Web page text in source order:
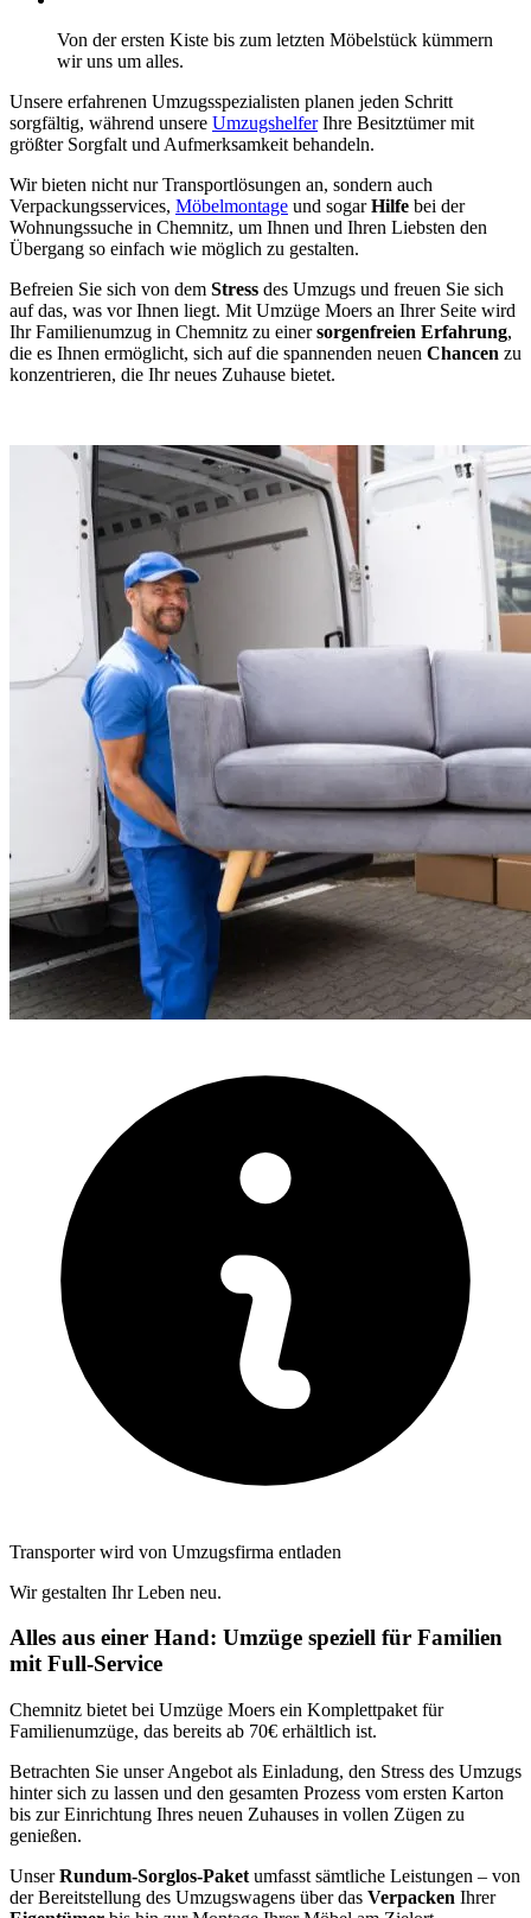
Von der ersten Kiste bis zum letzten Möbelstück kümmern
wir uns um alles.
Unsere erfahrenen Umzugsspezialisten planen jeden Schritt
sorgfältig, während unsere UmzugshelferIhre Besitztümer mit
größter Sorgfalt und Aufmerksamkeit behandeln.
Wir bieten nicht nur Transportlösungen an, sondern auch
Verpackungsservices, Möbelmontage und sogarHilfe bei der
Wohnungssuche in Chemnitz, um Ihnen und Ihren Liebsten den
Übergang so einfach wie möglich zu gestalten.
Befreien Sie sich von dem Stress des Umzugs und freuen Sie sich
auf das, was vor Ihnen liegt. Mit Umzüge Moers an Ihrer Seite wird
Ihr Familienumzug in Chemnitz zu einersorgenfreien Erfahrung,
die es Ihnen ermöglicht, sich auf die spannenden neuen Chancen zu
konzentrieren, die Ihr neues Zuhause bietet.
Transporter wird von Umzugsfirma entladen
Wir gestalten Ihr Leben neu.
Alles aus einer Hand: Umzüge speziell für Familien
mit Full-Service
Chemnitz bietet bei Umzüge Moers ein Komplettpaket für
Familienumzüge, das bereits ab 70€ erhältlich ist.
Betrachten Sie unser Angebot als Einladung, den Stress des Umzugs
hinter sich zu lassen und den gesamten Prozess vom ersten Karton
bis zur Einrichtung Ihres neuen Zuhauses in vollen Zügen zu
genießen.
UnserRundum-Sorglos-Paket umfasst sämtliche Leistungen – von
der Bereitstellung des Umzugswagens über das Verpacken Ihrer